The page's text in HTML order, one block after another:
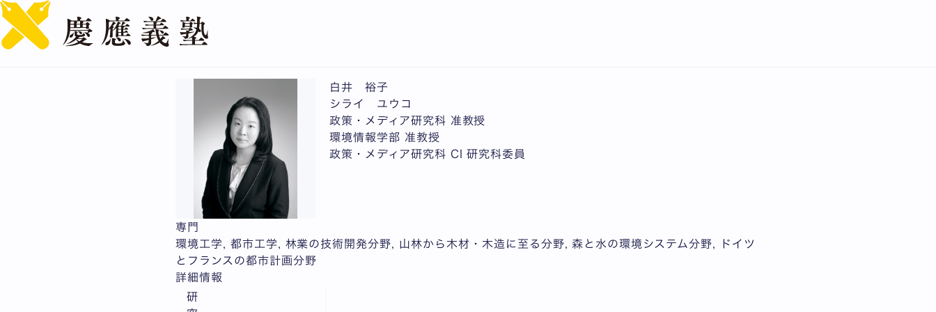
白井 裕子
シライ ユウコ
政策・メディア研究科 准教授
環境情報学部 准教授
政策・メディア研究科 CI 研究科委員
専門
環境工学, 都市工学, 林業の技術開発分野, 山林から木材・木造に至る分野, 森と水の環境システム分野, ドイツ
とフランスの都市計画分野
詳細情報
研